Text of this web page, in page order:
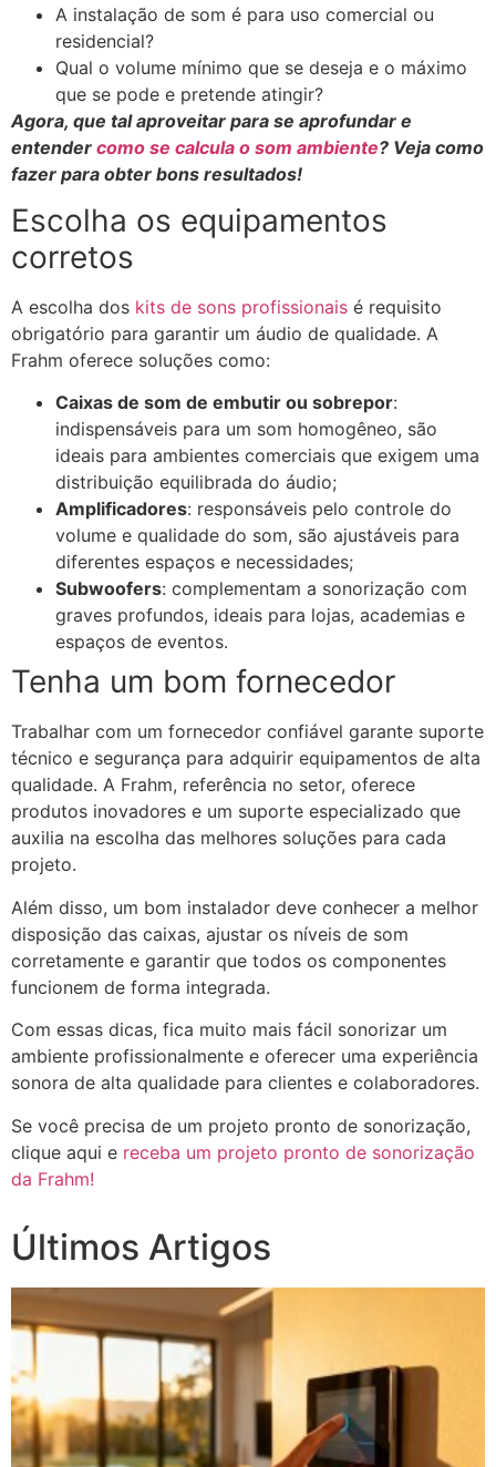
A instalação de som é para uso comercial ou
residencial?
Qual o volume mínimo que se deseja e o máximo
que se pode e pretende atingir?
Agora, que tal aproveitar para se aprofundar e
entender como se calcula o som ambiente? Veja como
fazer para obter bons resultados!
Escolha os equipamentos
corretos
A escolha dos kits de sons profissionais é requisito
obrigatório para garantir um áudio de qualidade. A
Frahm oferece soluções como:
Caixas de som de embutir ou sobrepor:
indispensáveis para um som homogêneo, são
ideais para ambientes comerciais que exigem uma
distribuição equilibrada do áudio;
Amplificadores: responsáveis pelo controle do
volume e qualidade do som, são ajustáveis para
diferentes espaços e necessidades;
Subwoofers: complementam a sonorização com
graves profundos, ideais para lojas, academias e
espaços de eventos.
Tenha um bom fornecedor
Trabalhar com um fornecedor confiável garante suporte
técnico e segurança para adquirir equipamentos de alta
qualidade. A Frahm, referência no setor, oferece
produtos inovadores e um suporte especializado que
auxilia na escolha das melhores soluções para cada
projeto.
Além disso, um bom instalador deve conhecer a melhor
disposição das caixas, ajustar os níveis de som
corretamente e garantir que todos os componentes
funcionem de forma integrada.
Com essas dicas, fica muito mais fácil sonorizar um
ambiente profissionalmente e oferecer uma experiência
sonora de alta qualidade para clientes e colaboradores.
Se você precisa de um projeto pronto de sonorização,
clique aqui e receba um projeto pronto de sonorização
da Frahm!
Últimos Artigos